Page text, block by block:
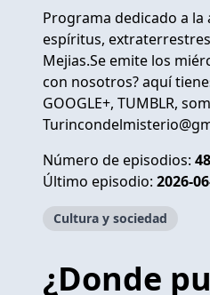
Programa dedicado a
espíritus,
Mejias.Se emite los
con nosotros? aquí
GOOGLE+, TUMBLR,
Número de episodios:
Último episodio: 2026-
Cultura y sociedad
¿Donde